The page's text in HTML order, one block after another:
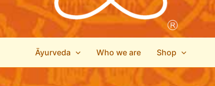
Āyurveda Who we are Shop